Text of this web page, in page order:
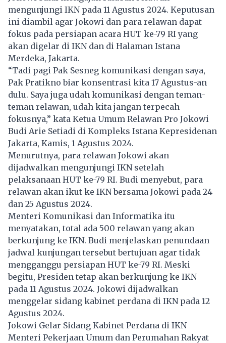
mengunjungi IKN pada 11 Agustus 2024. Keputusan
ini diambil agar Jokowi dan para relawan dapat
fokus pada persiapan acara HUT ke-79 RI yang
akan digelar di IKN dan di Halaman Istana
Merdeka, Jakarta.
“Tadi pagi Pak Sesneg komunikasi dengan saya,
Pak Pratikno biar konsentrasi kita 17 Agustus-an
dulu. Saya juga udah komunikasi dengan teman-
teman relawan, udah kita jangan terpecah
fokusnya,” kata Ketua Umum Relawan Pro Jokowi
Budi Arie Setiadi di Kompleks Istana Kepresidenan
Jakarta, Kamis, 1 Agustus 2024.
Menurutnya, para relawan Jokowi akan
dijadwalkan mengunjungi IKN setelah
pelaksanaan HUT ke-79 RI. Budi menyebut, para
relawan akan ikut ke IKN bersama Jokowi pada 24
dan 25 Agustus 2024.
Menteri Komunikasi dan Informatika itu
menyatakan, total ada 500 relawan yang akan
berkunjung ke IKN. Budi menjelaskan penundaan
jadwal kunjungan tersebut bertujuan agar tidak
mengganggu persiapan HUT ke-79 RI. Meski
begitu, Presiden tetap akan berkunjung ke IKN
pada 11 Agustus 2024. Jokowi dijadwalkan
menggelar sidang kabinet perdana di IKN pada 12
Agustus 2024.
Jokowi Gelar Sidang Kabinet Perdana di IKN
Menteri Pekerjaan Umum dan Perumahan Rakyat